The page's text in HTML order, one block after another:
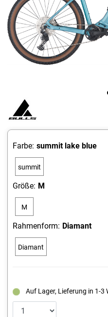
Farbe: summit lake blue
summit
Größe: M
M
Rahmenform: Diamant
Diamant
Auf Lager, Lieferung in 1-3